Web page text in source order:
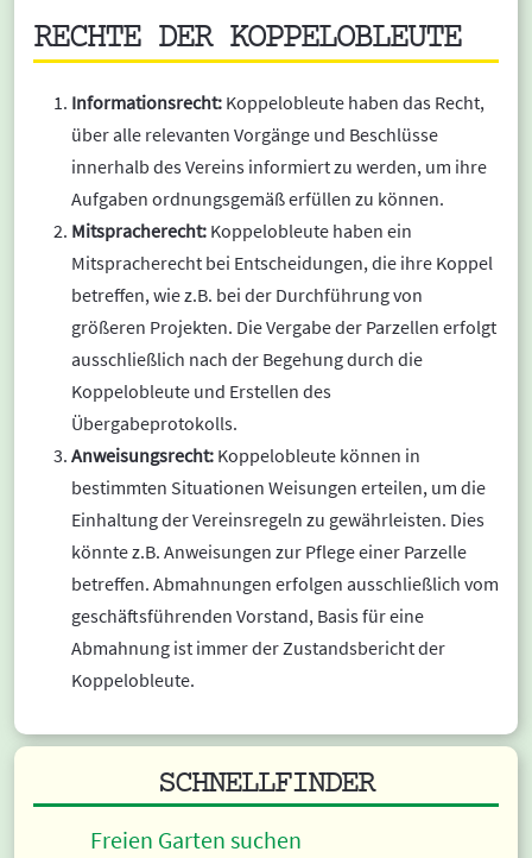
RECHTE DER KOPPELOBLEUTE
Informationsrecht: Koppelobleute haben das Recht,
über alle relevanten Vorgänge und Beschlüsse
innerhalb des Vereins informiert zu werden, um ihre
Aufgaben ordnungsgemäß erfüllen zu können.
Mitspracherecht: Koppelobleute haben ein
Mitspracherecht bei Entscheidungen, die ihre Koppel
betreffen, wie z.B. bei der Durchführung von
größeren Projekten. Die Vergabe der Parzellen erfolgt
ausschließlich nach der Begehung durch die
Koppelobleute und Erstellen des
Übergabeprotokolls.
Anweisungsrecht: Koppelobleute können in
bestimmten Situationen Weisungen erteilen, um die
Einhaltung der Vereinsregeln zu gewährleisten. Dies
könnte z.B. Anweisungen zur Pflege einer Parzelle
betreffen. Abmahnungen erfolgen ausschließlich vom
geschäftsführenden Vorstand, Basis für eine
Abmahnung ist immer der Zustandsbericht der
Koppelobleute.
SCHNELLFINDER
Freien Garten suchen